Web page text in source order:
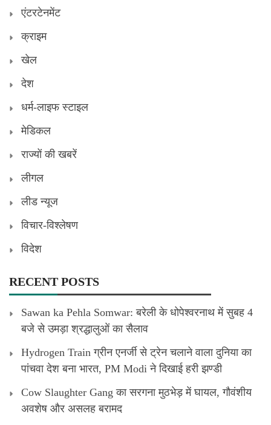
एंटरटेनमेंट
क्राइम
खेल
देश
धर्म-लाइफ स्टाइल
मेडिकल
राज्यों की खबरें
लीगल
लीड न्यूज
विचार-विश्लेषण
विदेश
RECENT POSTS
Sawan ka Pehla Somwar: बरेली के धोपेश्वरनाथ में सुबह 4
बजे से उमड़ा श्रद्धालुओं का सैलाव
Hydrogen Train ग्रीन एनर्जी से ट्रेन चलाने वाला दुनिया का
पांचवा देश बना भारत, PM Modi ने दिखाई हरी झण्डी
Cow Slaughter Gang का सरगना मुठभेड़ में घायल, गौवंशीय
अवशेष और असलह बरामद